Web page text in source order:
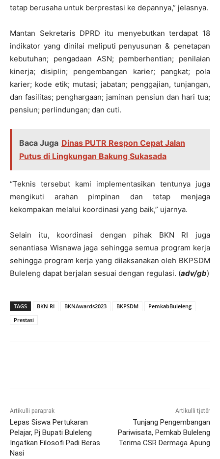
tetap berusaha untuk berprestasi ke depannya,” jelasnya.
Mantan Sekretaris DPRD itu menyebutkan terdapat 18
indikator yang dinilai meliputi penyusunan & penetapan
kebutuhan; pengadaan ASN; pemberhentian; penilaian
kinerja; disiplin; pengembangan karier; pangkat; pola
karier; kode etik; mutasi; jabatan; penggajian, tunjangan,
dan fasilitas; penghargaan; jaminan pensiun dan hari tua;
pensiun; perlindungan; dan cuti.
Baca Juga Dinas PUTR Respon Cepat Jalan
Putus di Lingkungan Bakung Sukasada
“Teknis tersebut kami implementasikan tentunya juga
mengikuti arahan pimpinan dan tetap menjaga
kekompakan melalui koordinasi yang baik,” ujarnya.
Selain itu, koordinasi dengan pihak BKN RI juga
senantiasa Wisnawa jaga sehingga semua program kerja
sehingga program kerja yang dilaksanakan oleh BKPSDM
Buleleng dapat berjalan sesuai dengan regulasi. (adv/gb)
TAGS BKN RI BKNAwards2023 BKPSDM
PemkabBuleleng
Prestasi
Artikulli paraprak
Lepas Siswa Pertukaran
Pelajar, Pj Bupati Buleleng
Ingatkan Filosofi Padi Beras
Nasi
Artikulli tjetër
Tunjang Pengembangan
Pariwisata, Pemkab Buleleng
Terima CSR Dermaga Apung